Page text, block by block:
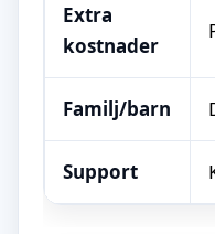
Extra
kostnader
Familj/barn
Support